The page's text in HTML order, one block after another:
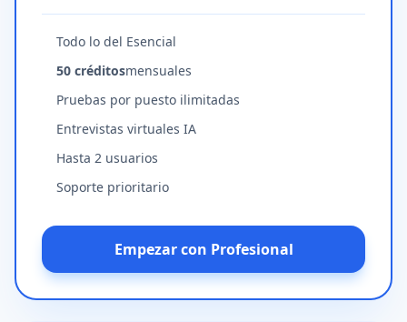
Todo lo del Esencial
50 créditosmensuales
Pruebas por puesto ilimitadas
Entrevistas virtuales IA
Hasta 2 usuarios
Soporte prioritario
Empezar con Profesional